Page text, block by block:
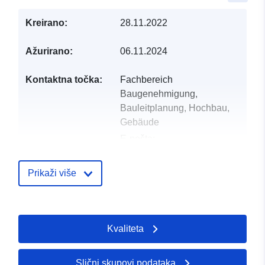
Kreirano: 28.11.2022
Ažurirano: 06.11.2024
Kontaktna točka:
Fachbereich
Baugenehmigung,
Bauleitplanung, Hochbau,
Gebäude
registar:
Dodano u data.europa.eu:
2026
Ažurirano na temelju
Prikaži više
Kvaliteta